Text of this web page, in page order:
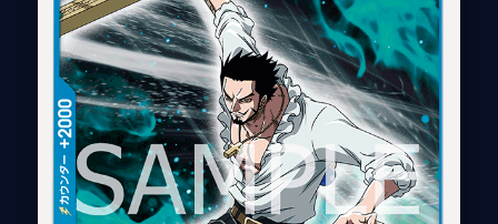
Deck Share
PREMIUM SERVICE
ทีวีออนไลน์
แนะนำรายการทีวี
อนิเมะ
ตารางออกอากาศอนิ
เมะ (คืนนี้)